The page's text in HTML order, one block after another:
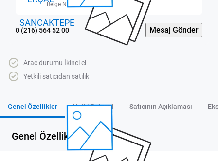
Genel Özellikler
Belge No: 3407861
0 (216) 564 52 00 Mesaj Gönder
Araç durumu İkinci el
Yetkili satıcıdan satılık
Genel Özellikler Yetki Belgesi Satıcının Açıklaması